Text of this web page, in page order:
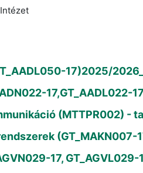
17)2025/
17,GT_AADL022-
(MTTPR002) -
17,